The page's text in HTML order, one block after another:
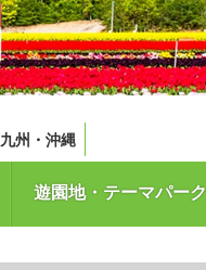
九州・沖縄
遊園地・テーマパーク